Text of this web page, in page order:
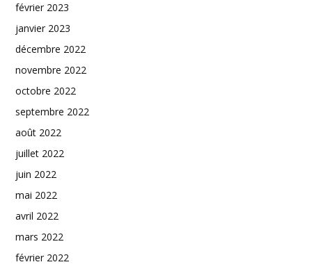
février 2023
janvier 2023
décembre 2022
novembre 2022
octobre 2022
septembre 2022
août 2022
juillet 2022
juin 2022
mai 2022
avril 2022
mars 2022
février 2022